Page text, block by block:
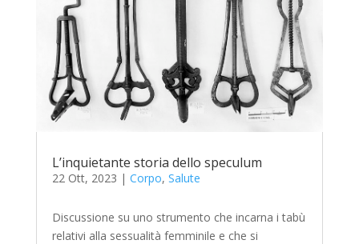
L’inquietante storia dello speculum
22 Ott, 2023 | Corpo, Salute
Discussione su uno strumento che incarna i tabù
relativi alla sessualità femminile e che si